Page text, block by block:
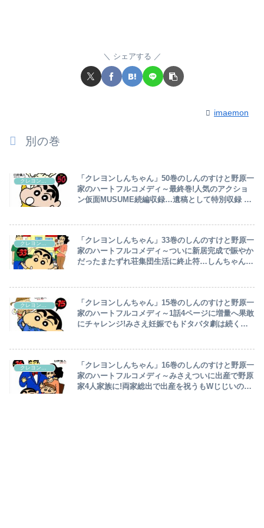
シェアする
imaemon
別の巻
クレヨンしんちゃん
「クレヨンしんちゃん」50巻のしんのすけと野原一
家のハートフルコメディ～最終巻!人気のアクショ
ン仮面MUSUME続編収録…遺稿として特別収録 幻
クレヨンしんちゃん
「クレヨンしんちゃん」33巻のしんのすけと野原一
家のハートフルコメディ～ついに新居完成で賑やか
だったまたずれ荘集団生活に終止符…しんちゃんズ
クレヨンしんちゃん
「クレヨンしんちゃん」15巻のしんのすけと野原一
家のハートフルコメディ～1話4ページに増量へ果敢
にチャレンジ!みさえ妊娠でもドタバタ劇は続く…
クレヨンしんちゃん
「クレヨンしんちゃん」16巻のしんのすけと野原一
家のハートフルコメディ～みさえついに出産で野原
家4人家族に!両家総出で出産を祝うもWじじいのキ